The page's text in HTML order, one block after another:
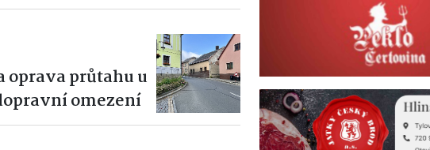
oprava průtahu u
omezení